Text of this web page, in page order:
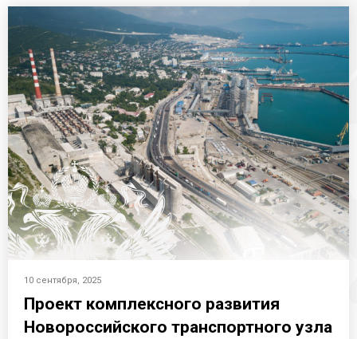
10 сентября, 2025
Проект комплексного развития
Новороссийского транспортного узла